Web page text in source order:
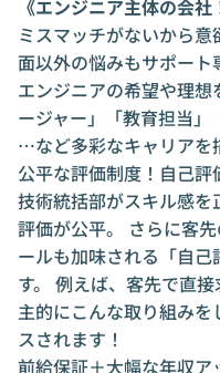
《エンジニア主体の会社
ミスマッチがないから
面以外の悩みもサポート
エンジニアの希望や理
ージャー」「教育担当」
…など多彩なキャリアを
公平な評価制度！自己
技術統括部がスキル感
評価が公平。 さらに客
ールも加味される「自
す。 例えば、客先で直
主的にこんな取り組み
スされます！
前給保証＋大幅な年収